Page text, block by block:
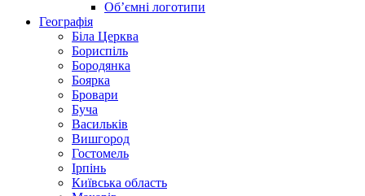
Об’ємні логотипи
Географія
Біла Церква
Бориспіль
Бородянка
Боярка
Бровари
Буча
Васильків
Вишгород
Гостомель
Ірпінь
Київська область